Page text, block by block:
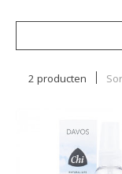
2 producten